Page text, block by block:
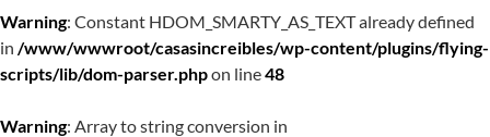
Warning: Constant HDOM_SMARTY_AS_TEXT already defined
in /www/wwwroot/casasincreibles/wp-content/plugins/flying-
scripts/lib/dom-parser.phpon line48
Warning: Array to string conversion in